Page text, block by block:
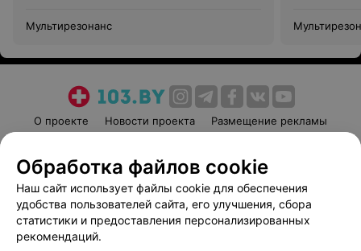
Мультирезонанс
О проекте Новости проекта
Размещение рекламы
Пользовательское соглашение
Способы оплаты
Вакансии
Партнеры
Написать руководителю 103.by
Обработка файлов cookie
Наш сайт использует файлы cookie для обеспечения
удобства пользователей сайта, его улучшения, сбора
статистики и предоставления персонализированных
рекомендаций.